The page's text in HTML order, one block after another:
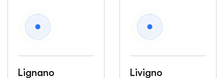
Lignano
Livigno